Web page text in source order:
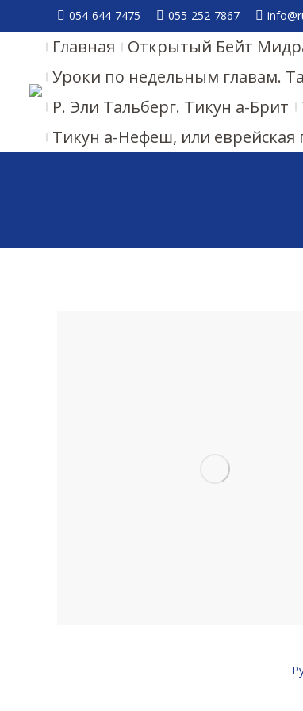
054-644-7475 055-252-7867
Главная Открытый Бейт
Уроки по недельным главам.
Р. Эли Тальберг. Тикун а-Брит
Тикун а-Нефеш, или еврейская